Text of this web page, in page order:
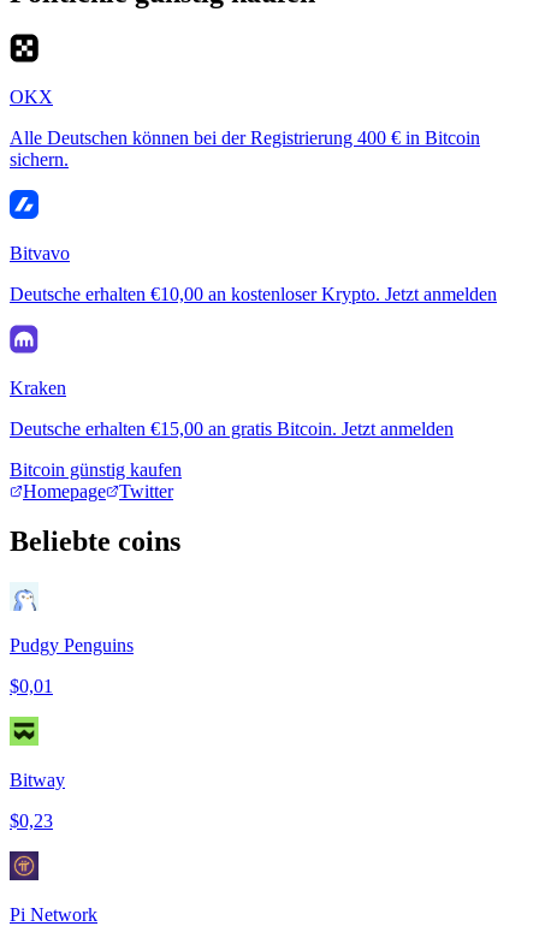
OKX
Alle Deutschen können bei der Registrierung 400 € in Bitcoin
sichern.
Bitvavo
Deutsche erhalten €10,00 an kostenloser Krypto. Jetzt anmelden
Kraken
Deutsche erhalten €15,00 an gratis Bitcoin. Jetzt anmelden
Bitcoin günstig kaufen
Homepage
Twitter
Beliebte coins
Pudgy Penguins
$0,01
Bitway
$0,23
Pi Network